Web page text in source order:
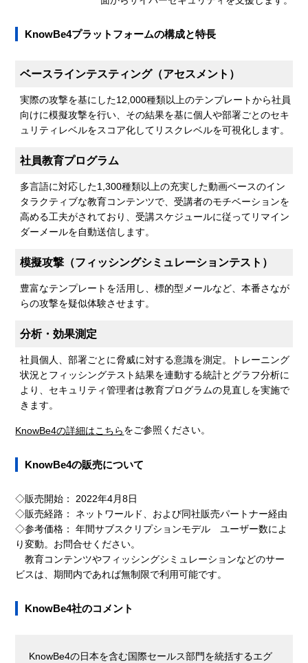
KnowBe4プラットフォームの構成と特長
ベースラインテスティング（アセスメント）
実際の攻撃を基にした12,000種類以上のテンプレートから社員
向けに模擬攻撃を行い、その結果を基に個人や部署ごとのセキ
ュリティレベルをスコア化してリスクレベルを可視化します。
社員教育プログラム
多言語に対応した1,300種類以上の充実した動画ベースのイン
タラクティブな教育コンテンツで、受講者のモチベーションを
高める工夫がされており、受講スケジュールに従ってリマイン
ダーメールを自動送信します。
模擬攻撃（フィッシングシミュレーションテスト）
豊富なテンプレートを活用し、標的型メールなど、本番さなが
らの攻撃を疑似体験させます。
分析・効果測定
社員個人、部署ごとに脅威に対する意識を測定。トレーニング
状況とフィッシングテスト結果を連動する統計とグラフ分析に
より、セキュリティ管理者は教育プログラムの見直しを実施で
きます。
KnowBe4の詳細はこちらをご参照ください。
KnowBe4の販売について
◇販売開始： 2022年4月8日
◇販売経路： ネットワールド、および同社販売パートナー経由
◇参考価格： 年間サブスクリプションモデル ユーザー数によ
り変動。お問合せください。
教育コンテンツやフィッシングシミュレーションなどのサー
ビスは、期間内であれば無制限で利用可能です。
KnowBe4社のコメント
KnowBe4の日本を含む国際セールス部門を統括するエグ